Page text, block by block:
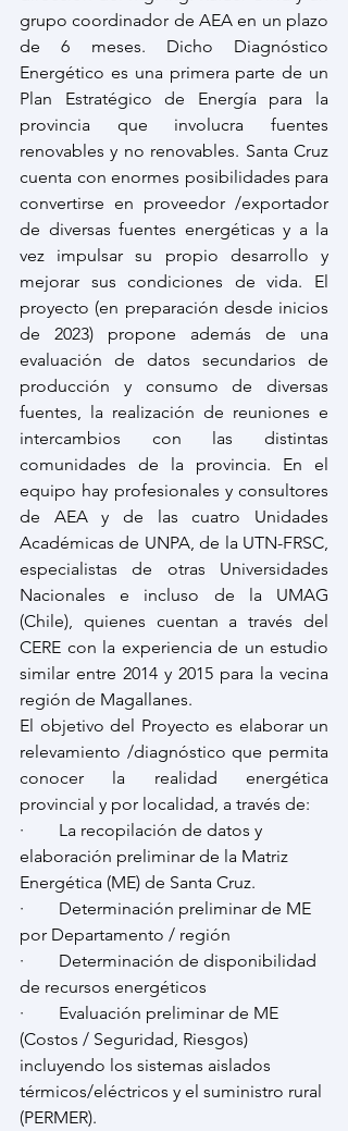
grupo coordinador de AEA en un plazo
de 6 meses. Dicho Diagnóstico
Energético es una primera parte de un
Plan Estratégico de Energía para la
provincia que involucra fuentes
renovables y no renovables. Santa Cruz
cuenta con enormes posibilidades para
convertirse en proveedor /exportador
de diversas fuentes energéticas y a la
vez impulsar su propio desarrollo y
mejorar sus condiciones de vida. El
proyecto (en preparación desde inicios
de 2023) propone además de una
evaluación de datos secundarios de
producción y consumo de diversas
fuentes, la realización de reuniones e
intercambios con las distintas
comunidades de la provincia. En el
equipo hay profesionales y consultores
de AEA y de las cuatro Unidades
Académicas de UNPA, de la UTN-FRSC,
especialistas de otras Universidades
Nacionales e incluso de la UMAG
(Chile), quienes cuentan a través del
CERE con la experiencia de un estudio
similar entre 2014 y 2015 para la vecina
región de Magallanes.
El objetivo del Proyecto es elaborar un
relevamiento /diagnóstico que permita
conocer la realidad energética
provincial y por localidad, a través de:
·        La recopilación de datos y
elaboración preliminar de la Matriz
Energética (ME) de Santa Cruz.
·        Determinación preliminar de ME
por Departamento / región
·        Determinación de disponibilidad
de recursos energéticos
·        Evaluación preliminar de ME
(Costos / Seguridad, Riesgos)
incluyendo los sistemas aislados
térmicos/eléctricos y el suministro rural
(PERMER).